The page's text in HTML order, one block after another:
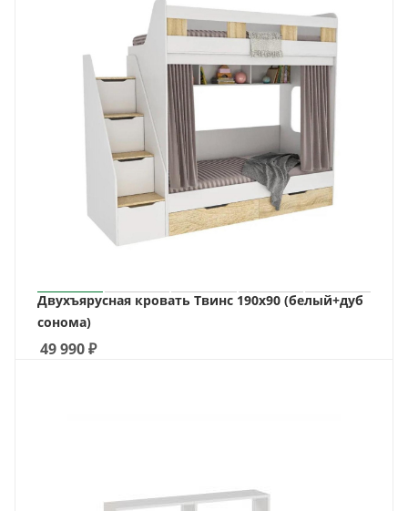
Двухъярусная кровать Твинс 190х90 (белый+дуб
сонома)
49 990₽